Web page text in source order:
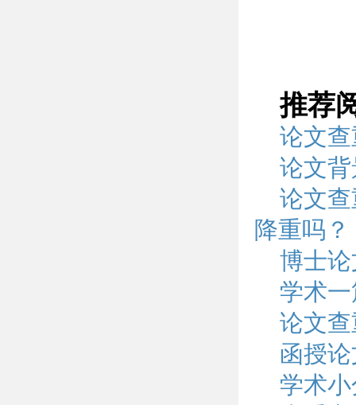
推荐
论文
论文
论文
降重吗？
博士
学术
论文
函授
学术